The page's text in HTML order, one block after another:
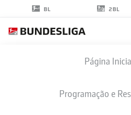
BL 2BL
Página
Programação e
KAMMERKNECHT